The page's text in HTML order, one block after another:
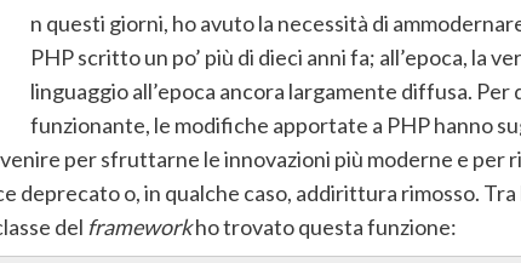
n questi giorni, ho avuto la necessità di
PHP scritto un po’ più di dieci anni fa; all’epoca, la
linguaggio all’epoca ancora largamente diffusa. Per
funzionante, le modifiche apportate a PHP hanno
per sfruttarne le innovazioni più moderne e per
deprecato o, in qualche caso, addirittura rimosso. Tra
del frameworkho trovato questa funzione: